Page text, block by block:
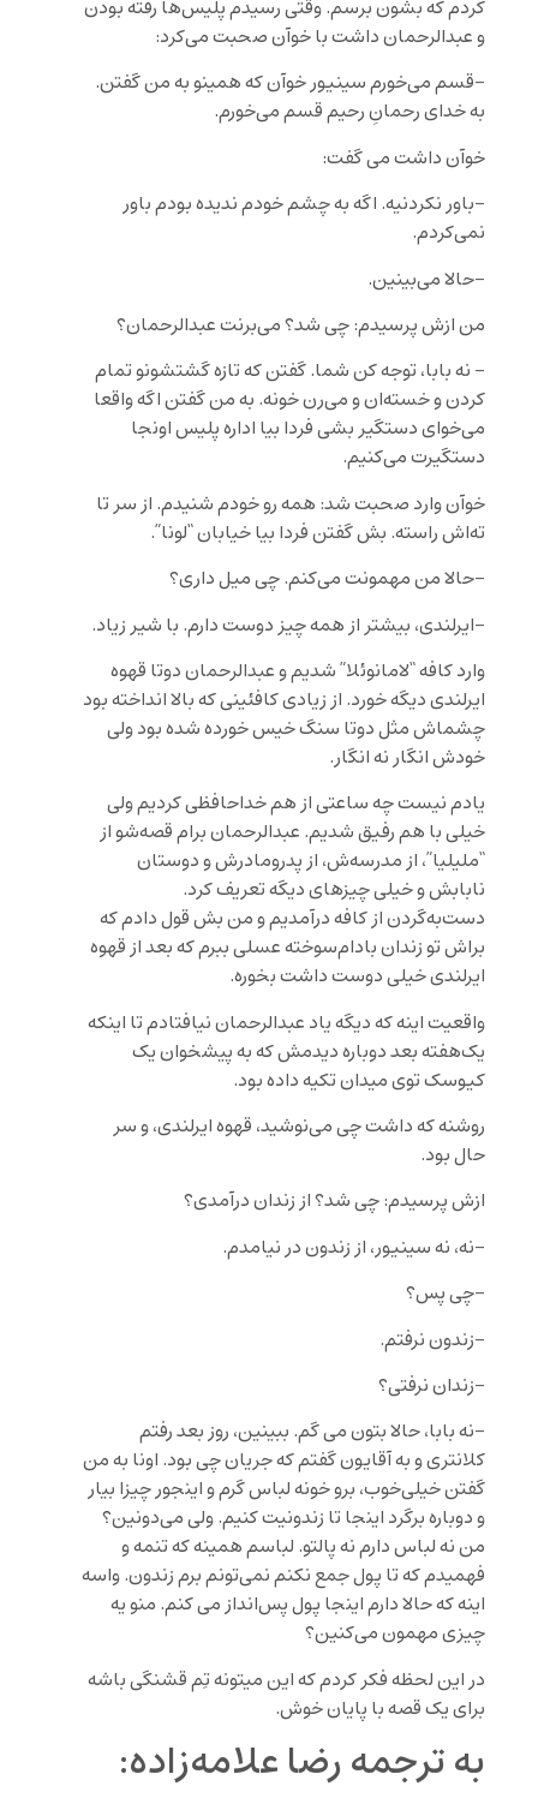
کردم که بشون برسم. وقتی رسیدم پلیس‌ها رفته بودن
و عبدالرحمان داشت با خوآن صحبت می‌کرد:
-قسم می‌خورم سینیور خوآن که همینو به من گفتن.
به خدای رحمانِ رحیم قسم می‌خورم.
خوآن داشت می گفت:
-باور نکردنیه. اگه به چشم خودم ندیده بودم باور
نمی‌کردم.
-حالا می‌بینین.
من ازش پرسیدم: چی شد؟ می‌برنت عبدالرحمان؟
– نه بابا، توجه کن شما. گفتن که تازه گشتشونو تمام
کردن و خسته‌ان و می‌رن خونه. به من گفتن اگه واقعا
می‌خوای دستگیر بشی فردا بیا اداره پلیس اونجا
دستگیرت می‌کنیم.
خوآن وارد صحبت شد: همه رو خودم شنیدم. از سر تا
ته‌اش راسته. بش گفتن فردا بیا خیابان “لونا”.
-حالا من مهمونت می‌کنم. چی میل داری؟
-ایرلندی، بیشتر از همه چیز دوست دارم. با شیر زیاد.
وارد کافه “لامانوئلا” شدیم و عبدالرحمان دوتا قهوه
ایرلندی دیگه خورد. از زیادی کافئینی که بالا انداخته بود
چشماش مثل دوتا سنگ خیس خورده شده بود ولی
خودش انگار نه انگار.
یادم نیست چه ساعتی از هم خداحافظی کردیم ولی
خیلی با هم رفیق شدیم. عبدالرحمان برام قصه‌شو از
“ملیلیا”، از مدرسه‌ش، از پدرومادرش و دوستان
نابابش و خیلی چیزهای دیگه تعریف کرد.
دست‌به‌گردن از کافه درآمدیم و من بش قول دادم که
براش تو زندان بادام‌سوخته عسلی ببرم که بعد از قهوه
ایرلندی خیلی دوست داشت بخوره.
واقعیت اینه که دیگه یاد عبدالرحمان نیافتادم تا اینکه
یک‌هفته بعد دوباره دیدمش که به پیشخوان یک
کیوسک توی میدان تکیه داده بود.
روشنه که داشت چی می‌نوشید، قهوه ایرلندی، و سر
حال بود.
ازش پرسیدم: چی شد؟ از زندان درآمدی؟
-نه، نه سینیور، از زندون در نیامدم.
-چی پس؟
-زندون نرفتم.
-زندان نرفتی؟
-نه بابا، حالا بتون می گم. ببینین، روز بعد رفتم
کلانتری و به آقایون گفتم که جریان چی بود. اونا به من
گفتن خیلی‌خوب، برو خونه لباس گرم و اینجور چیزا بیار
و دوباره برگرد اینجا تا زندونیت کنیم. ولی می‌دونین؟
من نه لباس دارم نه پالتو. لباسم همینه که تنمه و
فهمیدم که تا پول جمع نکنم نمی‌تونم برم زندون. واسه
اینه که حالا دارم اینجا پول پس‌انداز می کنم. منو یه
چیزی مهمون می‌کنین؟
در این لحظه فکر کردم که این میتونه تِم قشنگی باشه
برای یک قصه با پایان خوش.
به ترجمه رضا علامه‌زاده: